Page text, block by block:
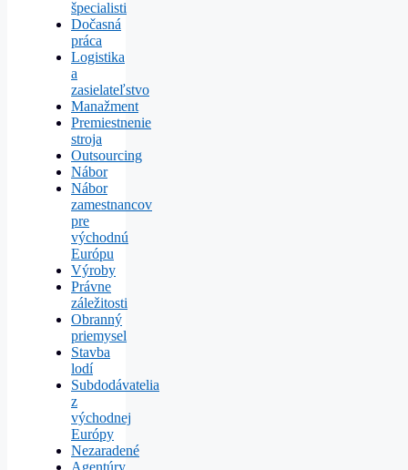
špecialisti
Dočasná
práca
Logistika
a
zasielateľstvo
Manažment
Premiestnenie
stroja
Outsourcing
Nábor
Nábor
zamestnancov
pre
východnú
Európu
Výroby
Právne
záležitosti
Obranný
priemysel
Stavba
lodí
Subdodávatelia
z
východnej
Európy
Nezaradené
Agentúry